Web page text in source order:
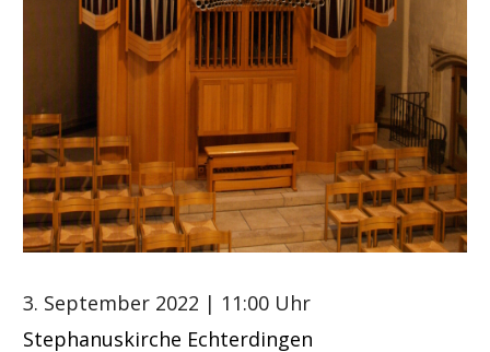
3. September 2022 | 11:00 Uhr
Stephanuskirche Echterdingen